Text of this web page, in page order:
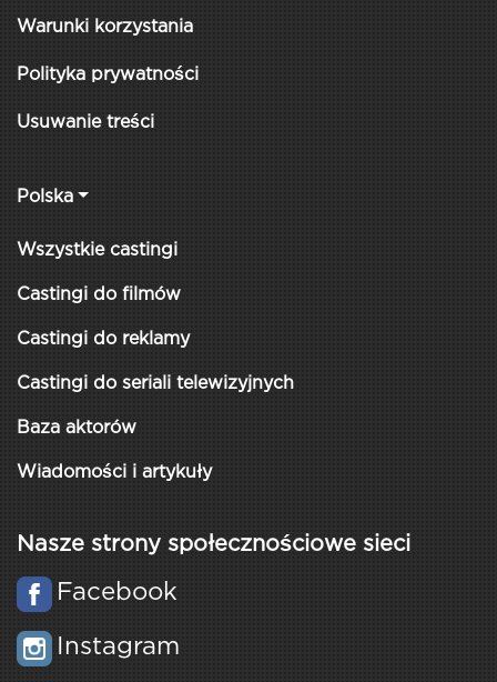
Warunki korzystania
Polityka prywatności
Usuwanie treści
Polska
Wszystkie castingi
Castingi do filmów
Castingi do reklamy
Castingi do seriali telewizyjnych
Baza aktorów
Wiadomości i artykuły
Nasze strony społecznościowe sieci
Facebook
Instagram